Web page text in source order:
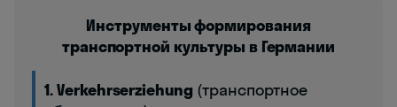
Инструменты формирования
транспортной культуры в Германии
1. Verkehrserziehung (транспортное